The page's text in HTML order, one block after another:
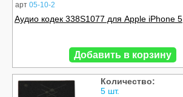
арт 05-10-2
Аудио кодек 338S1077 для Apple iPhone 5
Добавить в корзину
Количество:
5 шт.